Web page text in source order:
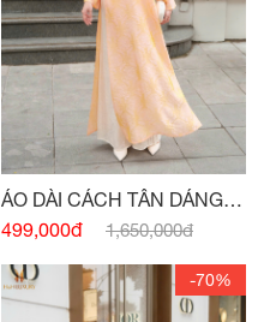
ÁO DÀI CÁCH TÂN DÁNG
XUÔNG CỔ 3 PHÂN CAM
499,000đ 1,650,000đ
-70%